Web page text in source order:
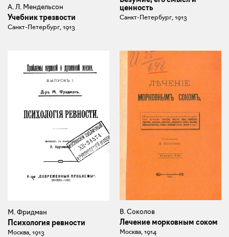
А. Л. Мендельсон
Учебник трезвости
Санкт-Петербург, 1913
ценность
Санкт-Петербург, 1913
М. Фридман
Психология ревности
Москва, 1913
В. Соколов
Лечение морковным соком
Москва, 1914